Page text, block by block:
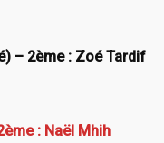
– 2ème : Zoé Tardif
: Naël Mhih